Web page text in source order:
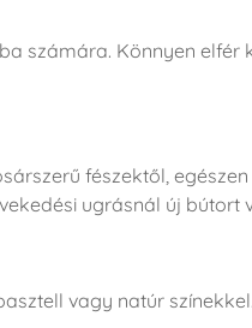
számára. Könnyen elfér
fészektől,
ugrásnál új bútort
vagy natúr